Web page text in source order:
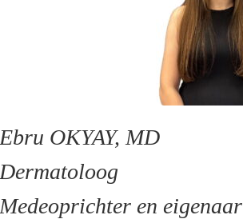
Ebru OKYAY, MD
Dermatoloog
Medeoprichter en eigenaar